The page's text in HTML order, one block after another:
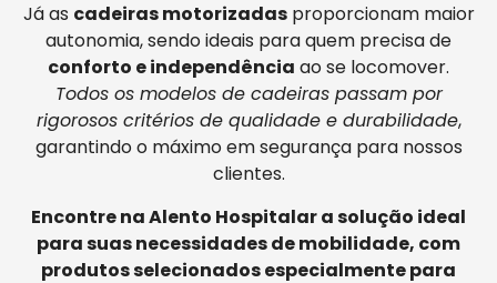
Já as cadeiras motorizadasproporcionam maior
autonomia, sendo ideais para quem precisa de
conforto e independência ao se locomover.
Todos os modelos de cadeiras passam por
rigorosos critérios de qualidade e durabilidade,
garantindo o máximo em segurança para nossos
clientes.
Encontre na Alento Hospitalar a solução ideal
para suas necessidades de mobilidade, com
produtos selecionados especialmente para